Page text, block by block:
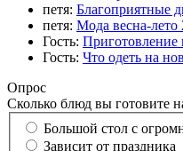
петя: Благоприятные
петя: Мода весна-
Гость: Приготовление
Гость: Что одеть на
Опрос
Сколько блюд вы готовите
Большой стол с
Зависит от праздника